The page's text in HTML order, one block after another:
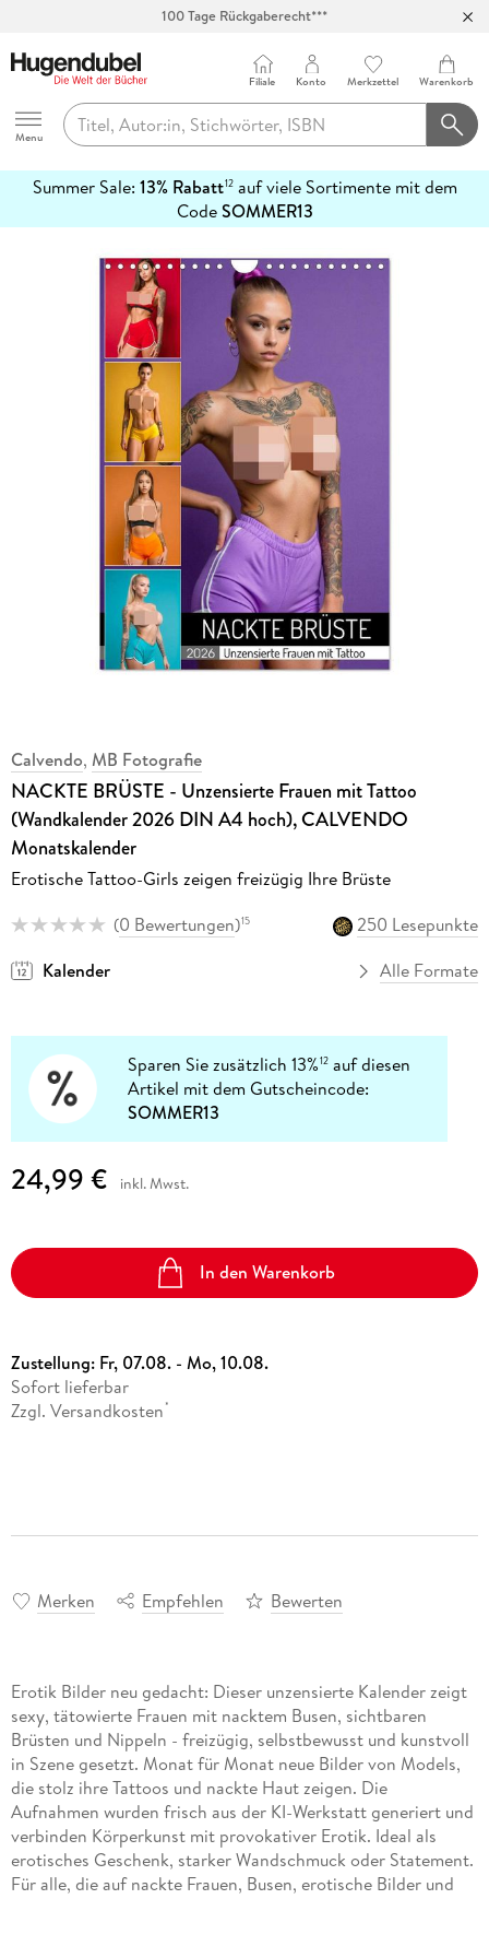
100 Tage Rückgaberecht***
Hugendubel
Menu
Filiale Konto Merkzettel Warenkorb
Summer Sale: 13% Rabatt12auf viele Sortimente mit dem
CodeSOMMER13
erfahren
Calvendo, MB Fotografie
NACKTE BRÜSTE - Unzensierte Frauen mit Tattoo
(Wandkalender 2026 DIN A4 hoch), CALVENDO
Monatskalender
Erotische Tattoo-Girls zeigen freizügig Ihre Brüste
(0 Bewertungen)15
250 Lesepunkte
Kalender
Alle Formate
Sparen Sie zusätzlich 13%12 auf diesen
Artikel mit dem Gutscheincode:
SOMMER13
24,99 € inkl. Mwst.
In den Warenkorb
Zustellung: Fr, 07.08. - Mo, 10.08.
Sofort lieferbar
Zzgl. Versandkosten *
Merken Empfehlen Bewerten
Erotik Bilder neu gedacht: Dieser unzensierte Kalender zeigt
sexy, tätowierte Frauen mit nacktem Busen, sichtbaren
Brüsten und Nippeln - freizügig, selbstbewusst und kunstvoll
in Szene gesetzt. Monat für Monat neue Bilder von Models,
die stolz ihre Tattoos und nackte Haut zeigen. Die
Aufnahmen wurden frisch aus der KI-Werkstatt generiert und
verbinden Körperkunst mit provokativer Erotik. Ideal als
erotisches Geschenk, starker Wandschmuck oder Statement.
Für alle, die auf nackte Frauen, Busen, erotische Bilder und